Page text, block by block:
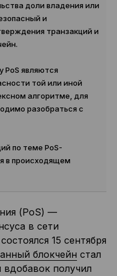
доли владения или
и
транзакций и
PoS являются
той или иной
алгоритме, для
разобраться с
по теме PoS-
в происходящем
(PoS) —
в сети
15 сентября
блокчейн стал
получил